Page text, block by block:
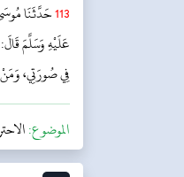
113حَدَّثَنَا
عَلَيْهِ وَسَلَّمَ
فِي صُورَتِي،
الموضوع: